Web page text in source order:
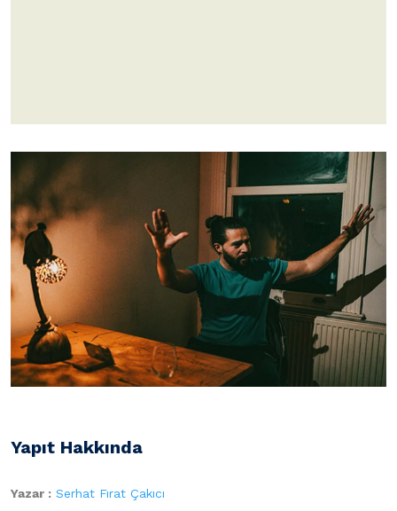
Yapıt Hakkında
Yazar : Serhat Fırat Çakıcı